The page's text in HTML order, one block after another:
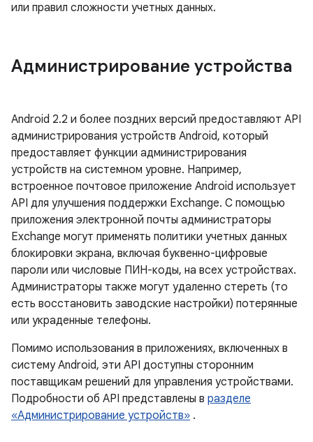
или правил сложности учетных данных.
Администрирование устройства
Android 2.2 и более поздних версий предоставляют API
администрирования устройств Android, который
предоставляет функции администрирования
устройств на системном уровне. Например,
встроенное почтовое приложение Android использует
API для улучшения поддержки Exchange. С помощью
приложения электронной почты администраторы
Exchange могут применять политики учетных данных
блокировки экрана, включая буквенно-цифровые
пароли или числовые ПИН-коды, на всех устройствах.
Администраторы также могут удаленно стереть (то
есть восстановить заводские настройки) потерянные
или украденные телефоны.
Помимо использования в приложениях, включенных в
систему Android, эти API доступны сторонним
поставщикам решений для управления устройствами.
Подробности об API представлены в разделе
«Администрирование устройств» .